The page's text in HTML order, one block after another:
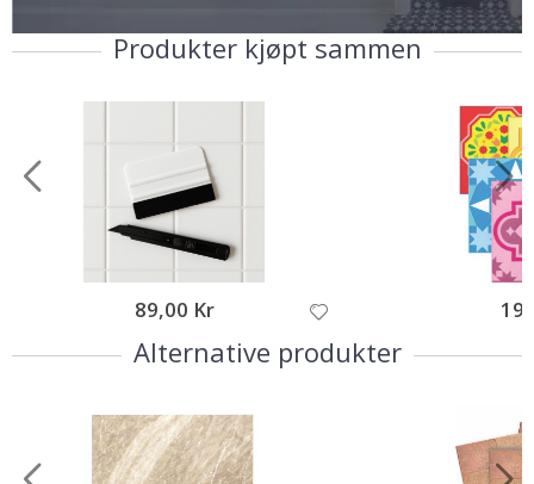
Produkter kjøpt sammen
89,00 Kr
Alternative produkter